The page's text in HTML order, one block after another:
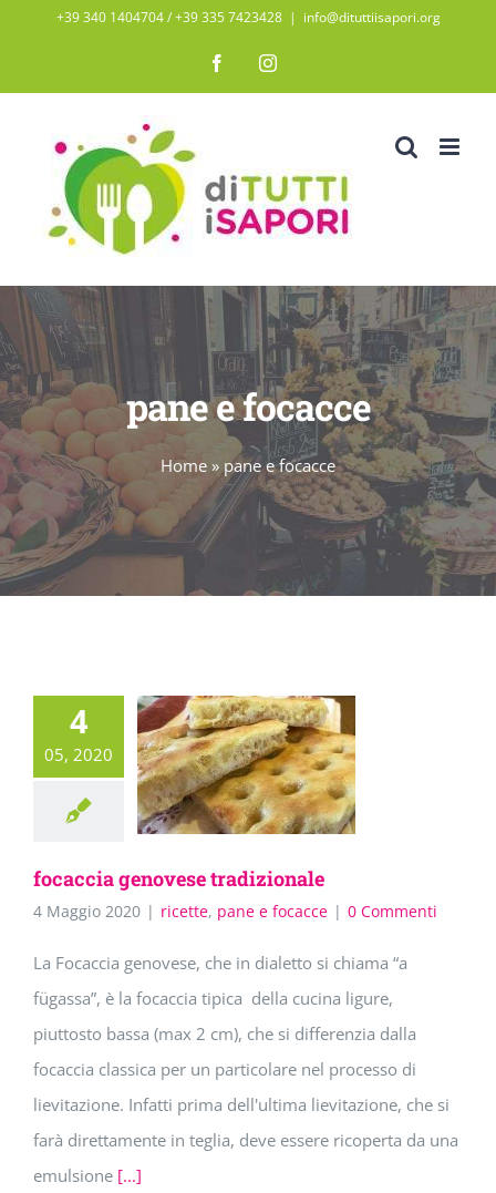
contenuto
+39 340 1404704 / ‭+39 335 7423428‬ | info@dituttiisapori.org
FacebookInstagram
pane e focacce
Home » pane e focacce
4
05, 2020
focaccia genovese tradizionale
4 Maggio 2020 | ricette, pane e focacce | 0 Commenti
La Focaccia genovese, che in dialetto si chiama “a
fügassa”, è la focaccia tipica della cucina ligure,
piuttosto bassa (max 2 cm), che si differenzia dalla
focaccia classica per un particolare nel processo di
lievitazione. Infatti prima dell'ultima lievitazione, che si
farà direttamente in teglia, deve essere ricoperta da una
emulsione [...]